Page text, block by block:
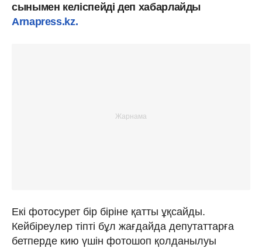
сынымен келіспейді деп хабарлайды
Arnapress.kz.
Екі фотосурет бір біріне қатты ұқсайды.
Кейбіреулер тіпті бұл жағдайда депутаттарға
бетперде кию үшін фотошоп қолданылуы